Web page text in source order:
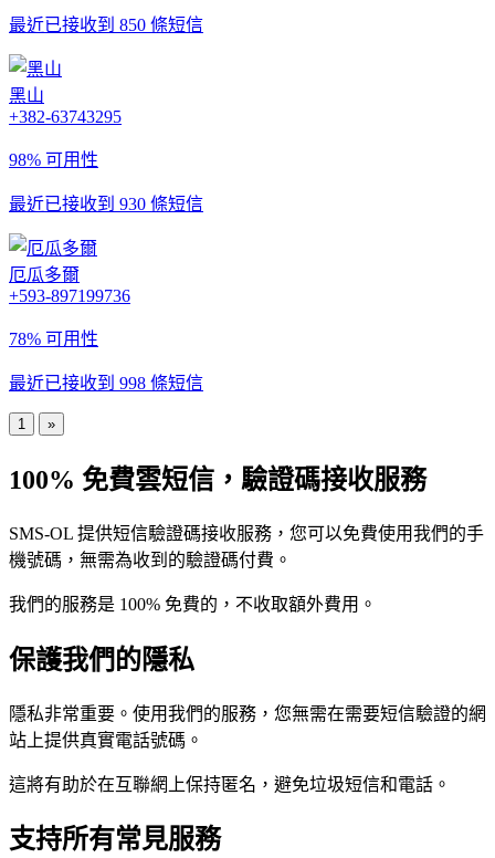
最近已接收到 850 條短信
黑山
+382-63743295
98% 可用性
最近已接收到 930 條短信
厄瓜多爾
+593-897199736
78% 可用性
最近已接收到 998 條短信
1 »
100% 免費雲短信，驗證碼接收服務
SMS-OL 提供短信驗證碼接收服務，您可以免費使用我們的手
機號碼，無需為收到的驗證碼付費。
我們的服務是 100% 免費的，不收取額外費用。
保護我們的隱私
隱私非常重要。使用我們的服務，您無需在需要短信驗證的網
站上提供真實電話號碼。
這將有助於在互聯網上保持匿名，避免垃圾短信和電話。
支持所有常見服務